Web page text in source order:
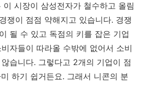
이 시장이 삼성전자가 철수하고 올림
쟁이 점점 약해지고 있습니다. 경쟁
될 수 있고 독점의 키를 잡은 기업
자들이 따라올 수밖에 없어서 소비
습니다. 그렇다고 2개의 기업이 점
하기 쉽거든요. 그래서 니콘의 분